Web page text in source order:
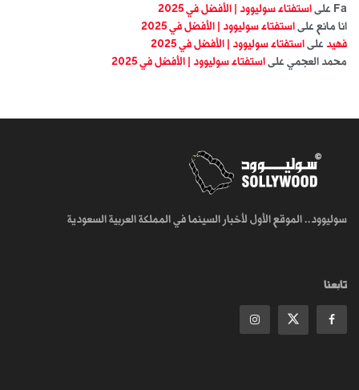
Fa على استفتاء سوليوود | الأفضل في 2025
انا مانع على استفتاء سوليوود | الأفضل في 2025
فهيد على استفتاء سوليوود | الأفضل في 2025
محمد العجمي على استفتاء سوليوود | الأفضل في 2025
سوليوود.. الموقع الأول لأخبار السينما في المملكة العربية السعودية
تابعنا